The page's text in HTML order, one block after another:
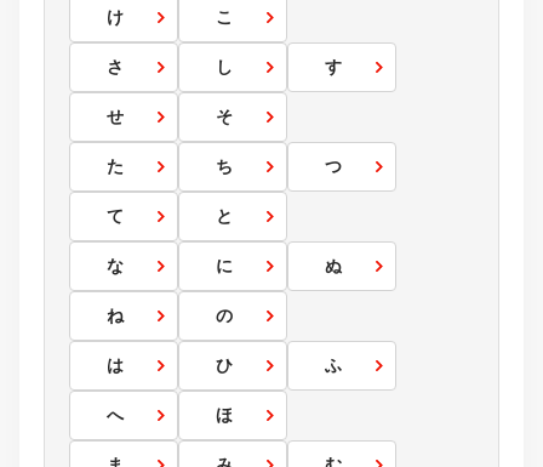
け こ
さ し す
せ そ
た ち つ
て と
な に ぬ
ね の
は ひ ふ
へ ほ